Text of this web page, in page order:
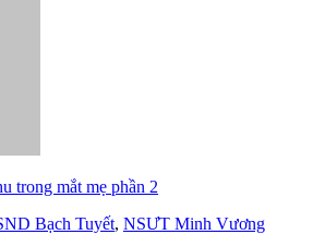
trong mắt mẹ phần 2
Bạch Tuyết, NSƯT Minh Vương